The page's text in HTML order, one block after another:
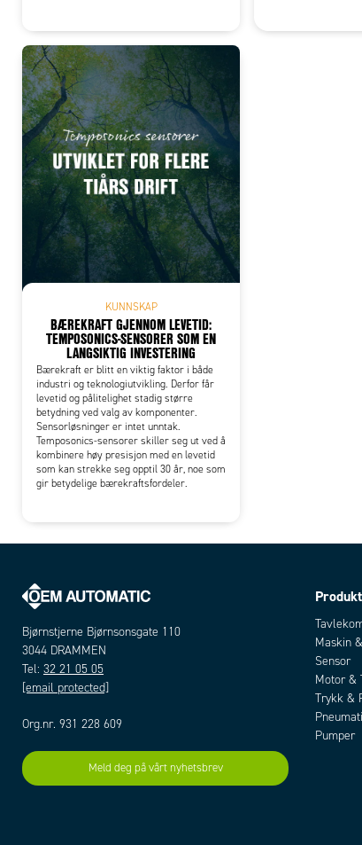
KUNNSKAP
BÆREKRAFT GJENNOM LEVETID:
TEMPOSONICS-SENSORER SOM EN
LANGSIKTIG INVESTERING
Bærekraft er blitt en viktig faktor i både
industri og teknologiutvikling. Derfor får
levetid og pålitelighet stadig større
betydning ved valg av komponenter.
Sensorløsninger er intet unntak.
Temposonics-sensorer skiller seg ut ved å
kombinere høy presisjon med en levetid
som kan strekke seg opptil 30 år, noe som
gir betydelige bærekraftsfordeler.
Bjørnstjerne Bjørnsonsgate 110
3044 DRAMMEN
Tel: 32 21 05 05
[email protected]
Org.nr. 931 228 609
Meld deg på vårt nyhetsbrev
Maskin
Sensor
Motor &
Trykk &
Pumper